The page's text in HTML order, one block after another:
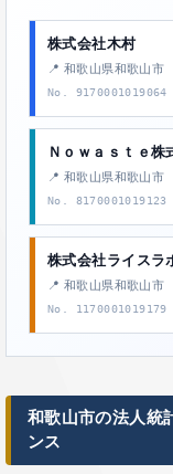
株式会社木村
📍 和歌山県和歌山市
No. 9170001019064
Ｎｏｗａｓｔｅ株
📍 和歌山県和歌山市
No. 8170001019123
株式会社ライスラ
📍 和歌山県和歌山市
No. 1170001019179
和歌山市の法人統
ンス